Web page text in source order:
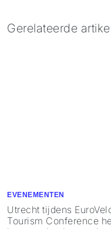
Gerelateerde
EVENEMENTEN
Utrecht tijdens
Tourism Conference